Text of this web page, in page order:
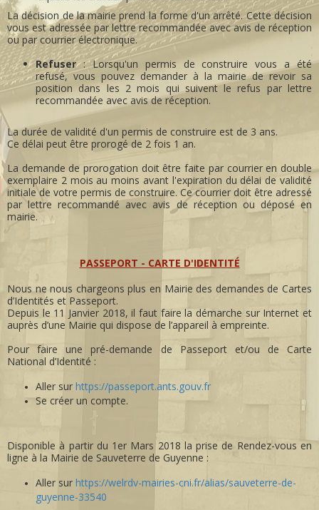
La décision de la mairie prend la forme d'un arrêté. Cette décision
vous est adressée par lettre recommandée avec avis de réception
ou par courrier électronique.
Refuser: Lorsqu'un permis de construire vous a été
refusé, vous pouvez demander à la mairie de revoir sa
position dans les 2 mois qui suivent le refus par lettre
recommandée avec avis de réception.
La durée de validité d'un permis de construire est de 3 ans.
Ce délai peut être prorogé de 2 fois 1 an.
La demande de prorogation doit être faite par courrier en double
exemplaire 2 mois au moins avant l'expiration du délai de validité
initiale de votre permis de construire. Ce courrier doit être adressé
par lettre recommandé avec avis de réception ou déposé en
mairie.
PASSEPORT - CARTE D'IDENTITÉ
Nous ne nous chargeons plus en Mairie des demandes de Cartes
d’Identités et Passeport.
Depuis le 11 Janvier 2018, il faut faire la démarche sur Internet et
auprès d’une Mairie qui dispose de l’appareil à empreinte.
Pour faire une pré-demande de Passeport et/ou de Carte
National d’Identité :
Aller sur https://passeport.ants.gouv.fr
Se créer un compte.
Disponible à partir du 1er Mars 2018 la prise de Rendez-vous en
ligne à la Mairie de Sauveterre de Guyenne :
Aller sur https://welrdv-mairies-cni.fr/alias/sauveterre-de-
guyenne-33540